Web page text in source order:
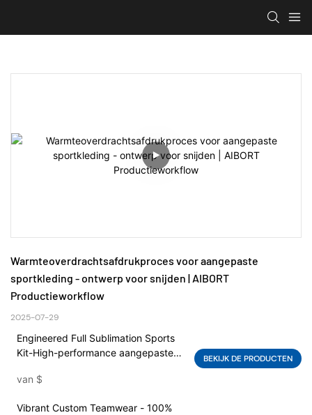
Warmteoverdrachtsafdrukproces voor aangepaste
sportkleding - ontwerp voor snijden | AIBORT
Productieworkflow
2025-07-29
Engineered Full Sublimation Sports
Kit-High-performance aangepaste
Grafische opties | Warmte-
van $
BEKIJK DE PRODUCTEN
Vibrant Custom Teamwear - 100%